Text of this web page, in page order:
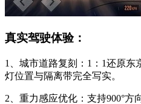
真实驾驶体验：
1、城市道路复刻：1：1还原东
灯位置与隔离带完全写实。
2、重力感应优化：支持900°